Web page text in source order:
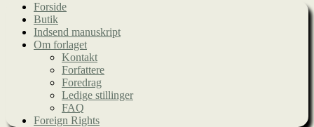
Forside
Butik
Indsend manuskript
Om forlaget
Kontakt
Forfattere
Foredrag
Ledige stillinger
FAQ
Foreign Rights